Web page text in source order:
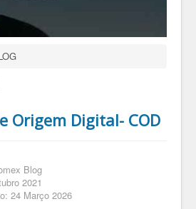
Origem Digital- COD
Blog
2021
24 Março 2026